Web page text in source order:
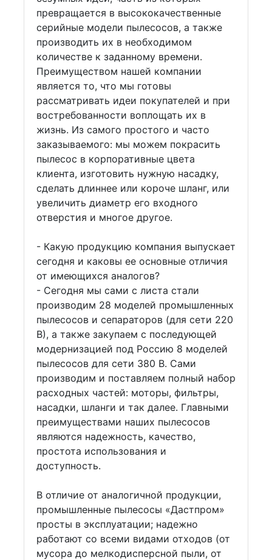
превращается в высококачественные
серийные модели пылесосов, а также
производить их в необходимом
количестве к заданному времени.
Преимуществом нашей компании
является то, что мы готовы
рассматривать идеи покупателей и при
востребованности воплощать их в
жизнь. Из самого простого и часто
заказываемого: мы можем покрасить
пылесос в корпоративные цвета
клиента, изготовить нужную насадку,
сделать длиннее или короче шланг, или
увеличить диаметр его входного
отверстия и многое другое.
- Какую продукцию компания выпускает
сегодня и каковы ее основные отличия
от имеющихся аналогов?
- Сегодня мы сами с листа стали
производим 28 моделей промышленных
пылесосов и сепараторов (для сети 220
В), а также закупаем с последующей
модернизацией под Россию 8 моделей
пылесосов для сети 380 В. Сами
производим и поставляем полный набор
расходных частей: моторы, фильтры,
насадки, шланги и так далее. Главными
преимуществами наших пылесосов
являются надежность, качество,
простота использования и
доступность.
В отличие от аналогичной продукции,
промышленные пылесосы «Дастпром»
просты в эксплуатации; надежно
работают со всеми видами отходов (от
мусора до мелкодисперсной пыли, от